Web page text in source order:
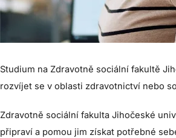
Studium na Zdravotně sociální fakultě
rozvíjet se v oblasti zdravotnictví nebo
Zdravotně sociální fakulta Jihočeské
připraví a pomou jim získat potřebné